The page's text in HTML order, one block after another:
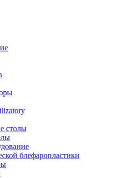
столы
блефаропластики